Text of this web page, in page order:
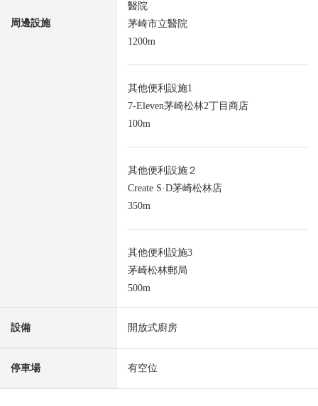
周邊設施
醫院
茅崎市立醫院
1200m
其他便利設施1
7-Eleven茅崎松林2丁目商店
100m
其他便利設施２
Create S·D茅崎松林店
350m
其他便利設施3
茅崎松林郵局
500m
設備 開放式廚房
停車場 有空位